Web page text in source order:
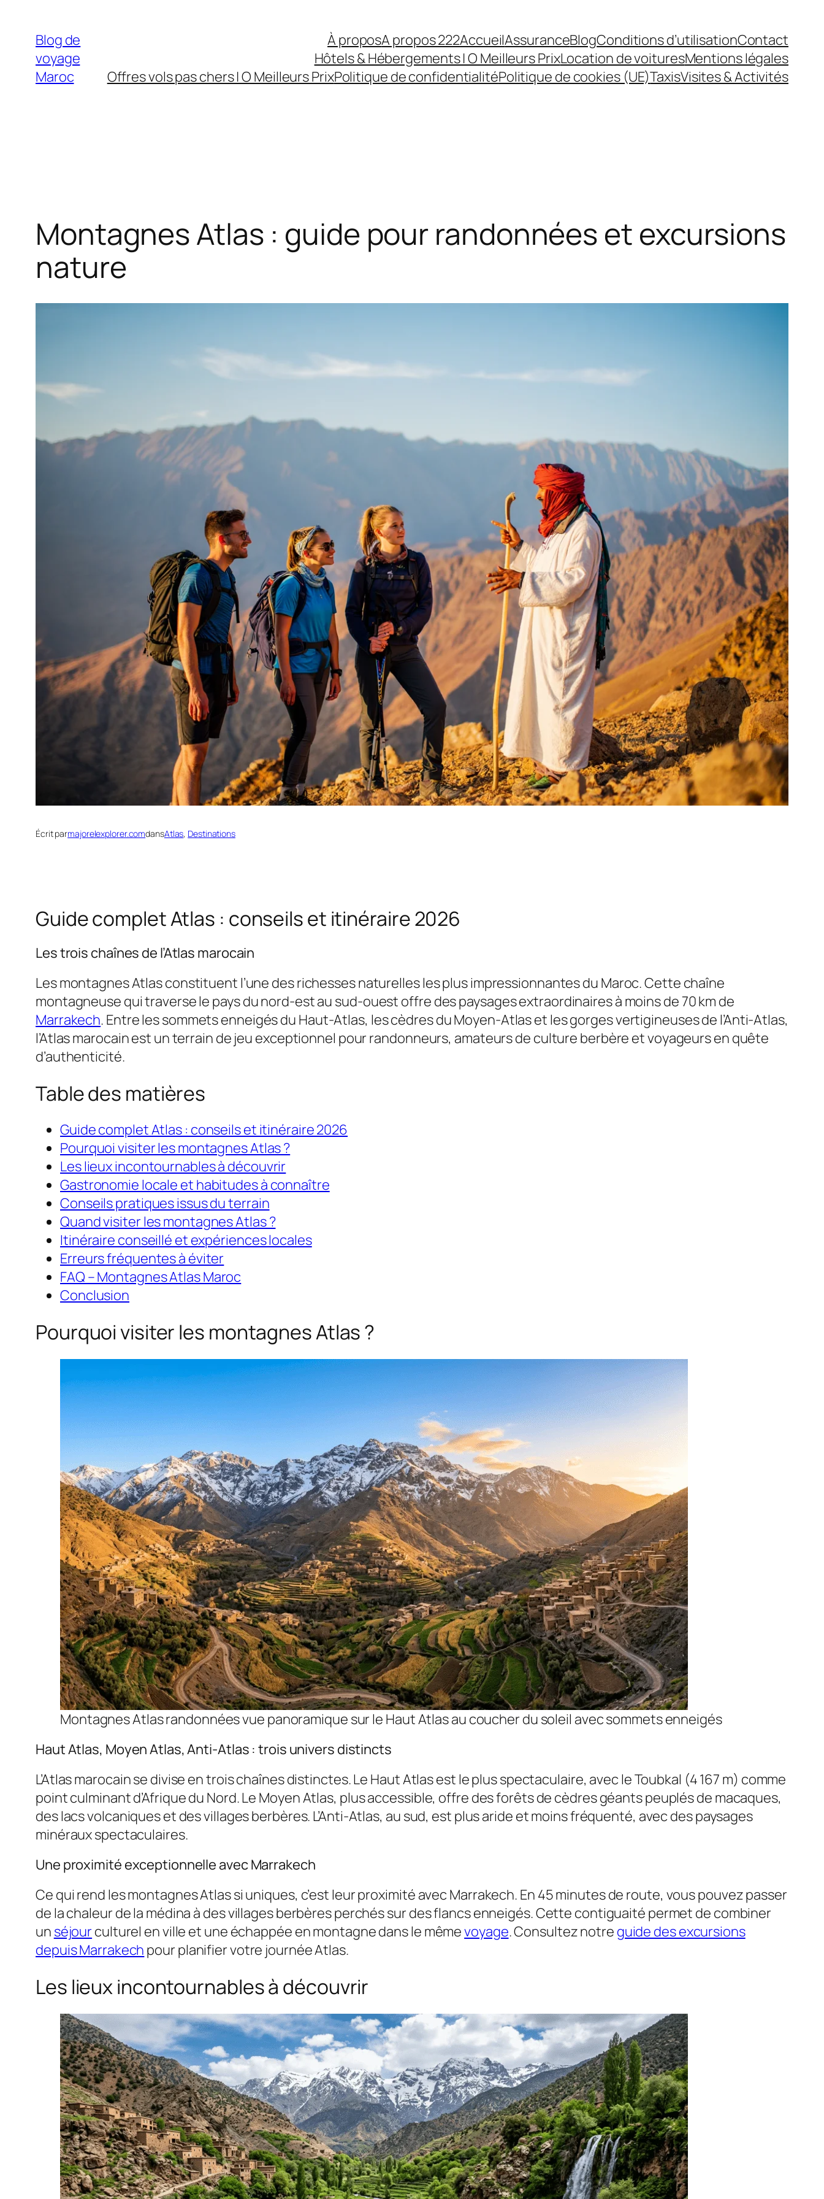
contenu
Blog de
voyage
Maroc
À proposA propos 222AccueilAssuranceBlogConditions d’utilisationContact
Hôtels & Hébergements | O Meilleurs PrixLocation de voituresMentions légales
Offres vols pas chers | O Meilleurs PrixPolitique de confidentialitéPolitique de cookies (UE)TaxisVisites & Activités
Montagnes Atlas : guide pour randonnées et excursions
nature
Écrit parmajorelexplorer.comdansAtlas, Destinations
Guide complet Atlas : conseils et itinéraire 2026
Les trois chaînes de l’Atlas marocain
Les montagnes Atlas constituent l’une des richesses naturelles les plus impressionnantes du Maroc. Cette chaîne
montagneuse qui traverse le pays du nord-est au sud-ouest offre des paysages extraordinaires à moins de 70 km de
Marrakech. Entre les sommets enneigés du Haut-Atlas, les cèdres du Moyen-Atlas et les gorges vertigineuses de l’Anti-Atlas,
l’Atlas marocain est un terrain de jeu exceptionnel pour randonneurs, amateurs de culture berbère et voyageurs en quête
d’authenticité.
Table des matières
Guide complet Atlas : conseils et itinéraire 2026
Pourquoi visiter les montagnes Atlas ?
Les lieux incontournables à découvrir
Gastronomie locale et habitudes à connaître
Conseils pratiques issus du terrain
Quand visiter les montagnes Atlas ?
Itinéraire conseillé et expériences locales
Erreurs fréquentes à éviter
FAQ – Montagnes Atlas Maroc
Conclusion
Pourquoi visiter les montagnes Atlas ?
Montagnes Atlas randonnées vue panoramique sur le Haut Atlas au coucher du soleil avec sommets enneigés
Haut Atlas, Moyen Atlas, Anti-Atlas : trois univers distincts
L’Atlas marocain se divise en trois chaînes distinctes. Le Haut Atlas est le plus spectaculaire, avec le Toubkal (4 167 m) comme
point culminant d’Afrique du Nord. Le Moyen Atlas, plus accessible, offre des forêts de cèdres géants peuplés de macaques,
des lacs volcaniques et des villages berbères. L’Anti-Atlas, au sud, est plus aride et moins fréquenté, avec des paysages
minéraux spectaculaires.
Une proximité exceptionnelle avec Marrakech
Ce qui rend les montagnes Atlas si uniques, c’est leur proximité avec Marrakech. En 45 minutes de route, vous pouvez passer
de la chaleur de la médina à des villages berbères perchés sur des flancs enneigés. Cette contiguaité permet de combiner
un séjourculturel en ville et une échappée en montagne dans le mêmevoyage. Consultez notre guide des excursions
depuis Marrakech pour planifier votre journée Atlas.
Les lieux incontournables à découvrir